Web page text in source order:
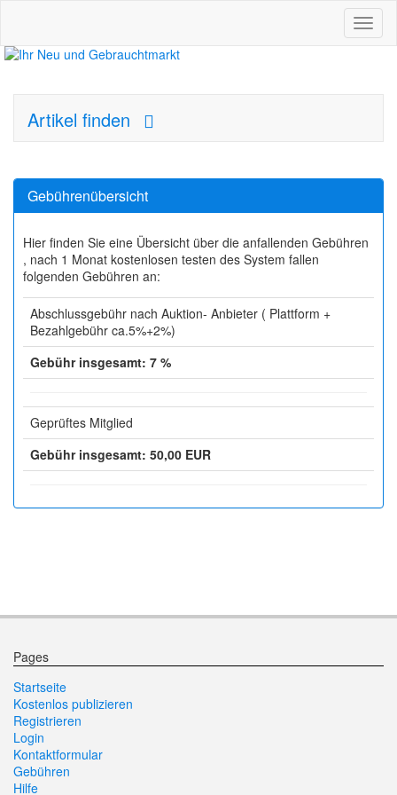
Artikel finden
Gebührenübersicht
Hier finden Sie eine Übersicht über die anfallenden Gebühren
, nach 1 Monat kostenlosen testen des System fallen
folgenden Gebühren an:
Abschlussgebühr nach Auktion- Anbieter ( Plattform +
Bezahlgebühr ca.5%+2%)
Gebühr insgesamt: 7 %
Geprüftes Mitglied
Gebühr insgesamt: 50,00 EUR
Pages
Startseite
Kostenlos publizieren
Registrieren
Login
Kontaktformular
Gebühren
Hilfe